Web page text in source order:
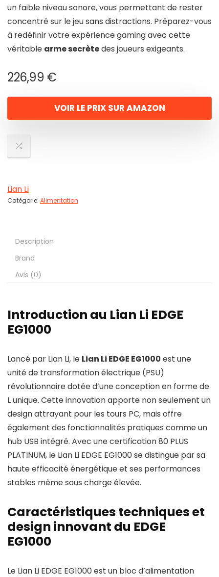
un faible niveau sonore, vous permettant de rester
concentré sur le jeu sans distractions. Préparez-vous
à redéfinir votre expérience gaming avec cette
véritable arme secrètedes joueurs exigeants.
226,99 €
VOIR LE PRIX SUR AMAZON
Lian Li
Catégorie: Alimentation
Description
Brand
Avis (0)
Introduction au Lian Li EDGE
EG1000
Lancé par Lian Li, le Lian Li EDGE EG1000 est une
unité de transformation électrique (PSU)
révolutionnaire dotée d’une conception en forme de
L unique. Cette innovation apporte non seulement un
design attrayant pour les tours PC, mais offre
également des fonctionnalités pratiques comme un
hub USB intégré. Avec une certification 80 PLUS
PLATINUM, le Lian Li EDGE EG1000 se distingue par sa
haute efficacité énergétique et ses performances
stables même sous charge élevée.
Caractéristiques techniques et
design innovant du EDGE
EG1000
Le Lian Li EDGE EG1000 est un bloc d’alimentation